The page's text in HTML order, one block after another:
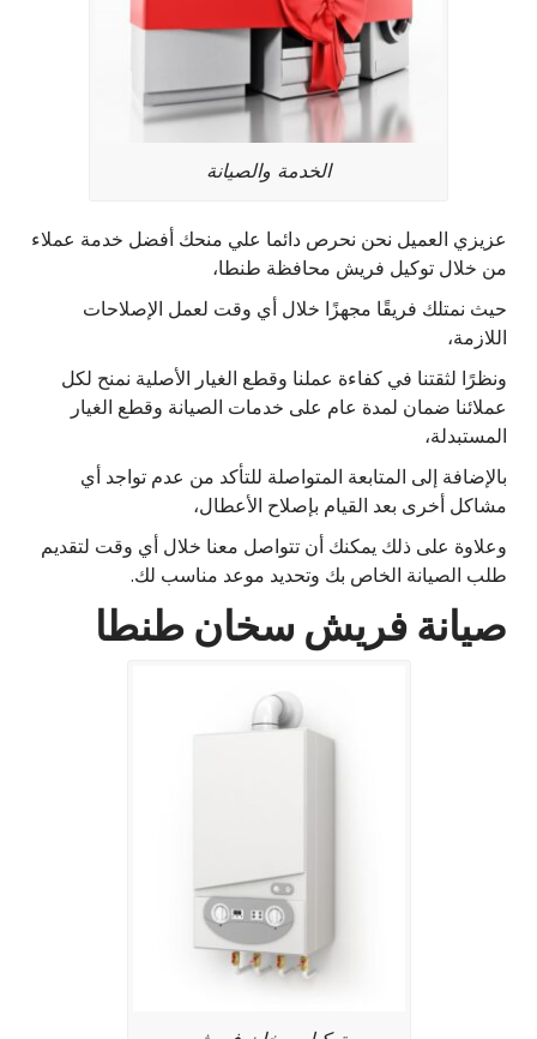
الخدمة والصيانة
عزيزي العميل نحن نحرص دائما علي منحك أفضل خدمة عملاء
من خلال توكيل فريش محافظة طنطا،
حيث نمتلك فريقًا مجهزًا خلال أي وقت لعمل الإصلاحات
اللازمة،
ونظرًا لثقتنا في كفاءة عملنا وقطع الغيار الأصلية نمنح لكل
عملائنا ضمان لمدة عام على خدمات الصيانة وقطع الغيار
المستبدلة،
بالإضافة إلى المتابعة المتواصلة للتأكد من عدم تواجد أي
مشاكل أخرى بعد القيام بإصلاح الأعطال،
وعلاوة على ذلك يمكنك أن تتواصل معنا خلال أي وقت لتقديم
طلب الصيانة الخاص بك وتحديد موعد مناسب لك.
صيانة فريش سخان طنطا